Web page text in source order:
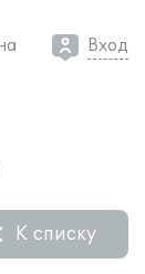
Вход
К списку